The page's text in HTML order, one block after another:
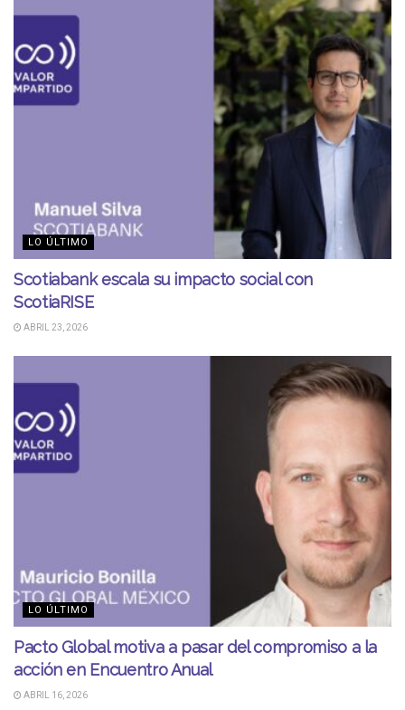
LO ÚLTIMO
Scotiabank escala su impacto social con
ScotiaRISE
ABRIL 23, 2026
LO ÚLTIMO
Pacto Global motiva a pasar del compromiso a la
acción en Encuentro Anual
ABRIL 16, 2026